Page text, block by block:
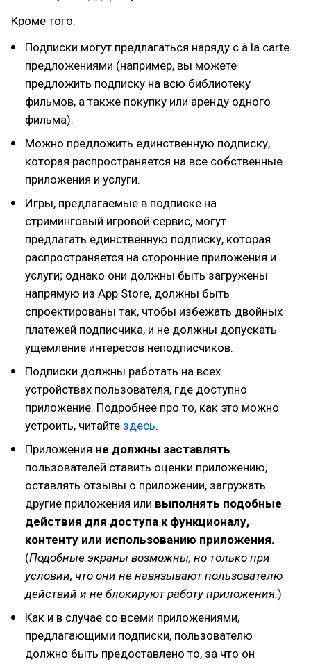
Кроме того:
Подписки могут предлагаться наряду с à la carte
предложениями (например, вы можете
предложить подписку на всю библиотеку
фильмов, а также покупку или аренду одного
фильма).
Можно предложить единственную подписку,
которая распространяется на все собственные
приложения и услуги.
Игры, предлагаемые в подписке на
стриминговый игровой сервис, могут
предлагать единственную подписку, которая
распространяется на сторонние приложения и
услуги; однако они должны быть загружены
напрямую из App Store, должны быть
спроектированы так, чтобы избежать двойных
платежей подписчика, и не должны допускать
ущемление интересов неподписчиков.
Подписки должны работать на всех
устройствах пользователя, где доступно
приложение. Подробнее про то, как это можно
устроить, читайте здесь.
Приложения не должны заставлять
пользователей ставить оценки приложению,
оставлять отзывы о приложении, загружать
другие приложения или выполнять подобные
действия для доступа к функционалу,
контенту или использованию приложения.
(Подобные экраны возможны, но только при
условии, что они не навязывают пользователю
действий и не блокируют работу приложения.)
Как и в случае со всеми приложениями,
предлагающими подписки, пользователю
должно быть предоставлено то, за что он